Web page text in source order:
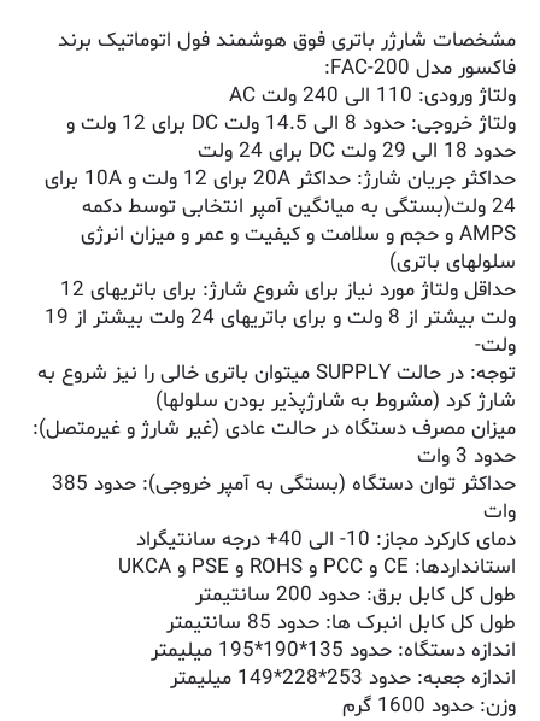
مشخصات شارژر باتری فوق هوشمند فول اتوماتیک برند
فاکسور مدل FAC-200:
ولتاژ ورودی: 110 الی 240 ولت AC
ولتاژ خروجی: حدود 8 الی 14.5 ولت DC برای 12 ولت و
حدود 18 الی 29 ولت DC برای 24 ولت
حداکثر جریان شارژ: حداکثر 20A برای 12 ولت و 10A برای
24 ولت(بستگی به میانگین آمپر انتخابی توسط دکمه
AMPS و حجم و سلامت و کیفیت و عمر و میزان انرژی
سلولهای باتری)
حداقل ولتاژ مورد نیاز برای شروع شارژ: برای باتریهای 12
ولت بیشتر از 8 ولت و برای باتریهای 24 ولت بیشتر از 19
ولت-
توجه: در حالت SUPPLY میتوان باتری خالی را نیز شروع به
شارژ کرد (مشروط به شارژپذیر بودن سلولها)
میزان مصرف دستگاه در حالت عادی (غیر شارژ و غیرمتصل):
حدود 3 وات
حداکثر توان دستگاه (بستگی به آمپر خروجی): حدود 385
وات
دمای کارکرد مجاز: 10- الی 40+ درجه سانتیگراد
استانداردها: CE و PCC و ROHS و PSE و UKCA
طول کل کابل برق: حدود 200 سانتیمتر
طول کل کابل انبرک ها: حدود 85 سانتیمتر
اندازه دستگاه: حدود 135*190*195 میلیمتر
اندازه جعبه: حدود 253*228*149 میلیمتر
وزن: حدود 1600 گرم